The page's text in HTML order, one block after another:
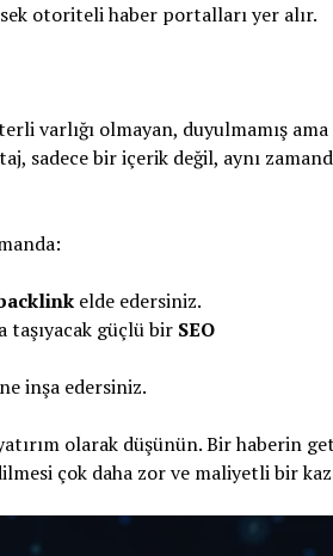
otoriteli haber portalları yer alır.
varlığı olmayan, duyulmamış
sadece bir içerik değil, aynı
elde edersiniz.
taşıyacak güçlü bir SEO
inşa edersiniz.
olarak düşünün. Bir haberin
çok daha zor ve maliyetli bir